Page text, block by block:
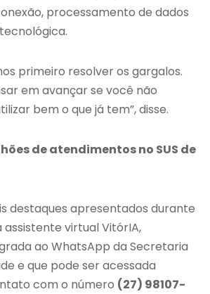
processamento de dados
primeiro resolver os gargalos.
em avançar se você não
bem o que já tem”, disse.
de atendimentos no SUS de
destaques apresentados durante
virtual VitórIA,
ao WhatsApp da Secretaria
e que pode ser acessada
com o número (27) 98107-